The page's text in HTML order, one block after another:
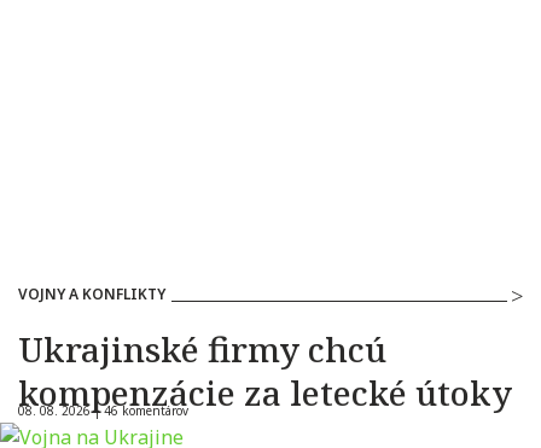
VOJNY A KONFLIKTY
Ukrajinské firmy chcú
kompenzácie za letecké útoky
08. 08. 2026 |46 komentárov